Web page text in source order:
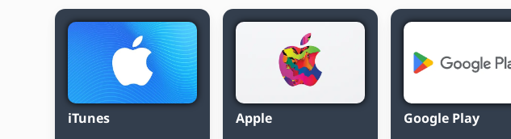
iTunes Apple Google Play